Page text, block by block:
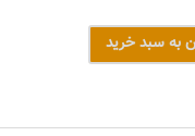
به سبد خرید